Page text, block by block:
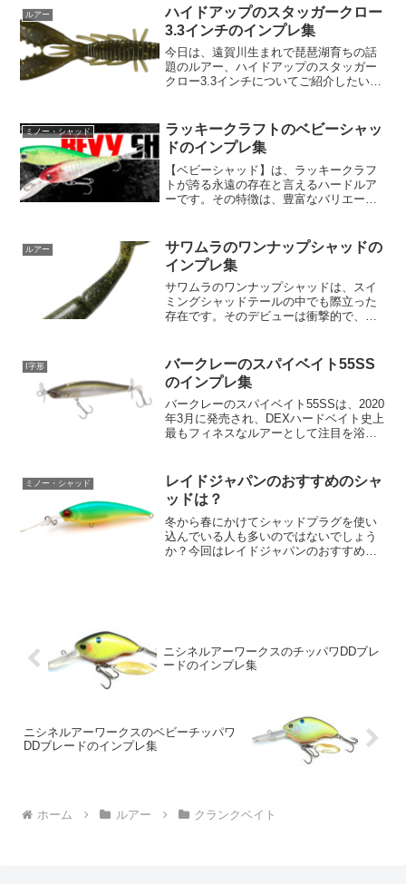
ながら逃げ惑うウグイの姿。ボート際に
身を隠そうとするウグ...
ルアー
ハイドアップのスタッガークロー
3.3インチのインプレ集
今日は、遠賀川生まれで琵琶湖育ちの話
題のルアー、ハイドアップのスタッガー
クロー3.3インチについてご紹介したいと
アーは、攻めのダウンサイジングモデル
として大注...
ミノー・シャッド
ラッキークラフトのベビーシャッ
ドのインプレ集
【ベビーシャッド】は、ラッキークラフ
トが誇る永遠の存在と言えるハードルア
ーです。その特徴は、豊富なバリエーシ
です。一筋縄ではいかない魚へのアプロ
ーチを可能にする【ベビー...
ルアー
サワムラのワンナップシャッドの
インプレ集
サワムラのワンナップシャッドは、スイ
ミングシャッドテールの中でも際立った
存在です。そのデビューは衝撃的で、多
徴は、ウォブロールというアクションに
あります。ウォブリングと...
I字形
バークレーのスパイベイト55SS
のインプレ集
バークレーのスパイベイト55SSは、2020
年3月に発売され、DEXハードベイト史上
最もフィネスなルアーとして注目を浴び
ペラよりもノー感じになりにくく、引き
抵抗を...
ミノー・シャッド
レイドジャパンのおすすめのシャ
ッドは？
冬から春にかけてシャッドプラグを使い
込んでいる人も多いのではないでしょう
か？今回はレイドジャパンのおすすめの
ニシネルアーワークスのチッパワDDブレ
ードのインプレ集
ニシネルアーワークスのベビーチッパワ
DDブレードのインプレ集
ホーム ルアー クランクベイト